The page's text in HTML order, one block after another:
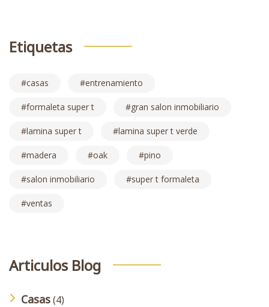
Etiquetas
casas entrenamiento
formaleta super t gran salon inmobiliario
lamina super t lamina super t verde
madera oak pino
salon inmobiliario super t formaleta
ventas
Articulos Blog
Casas(4)